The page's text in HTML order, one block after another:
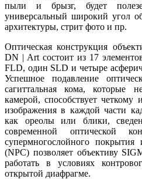
пыли и брызг, будет
универсальный широкий угол
архитектуры, стрит фото и пр.
Оптическая конструкция
DN | Art состоит из 17
FLD, один SLD и четыре
Успешное подавление
сагиттальная кома, которые
камерой, способствует
изображения в каждой части
как ореолы или блики,
современной оптической
супермногослойного
(NPC) позволяет объективу
работать в условиях
открытой диафрагме.